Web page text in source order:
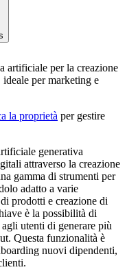
artificiale per la creazione
per marketing e
la proprietà per gestire
generativa
attraverso la creazione
gamma di strumenti per
adatto a varie
prodotti e creazione di
è la possibilità di
utenti di generare più
Questa funzionalità è
nuovi dipendenti,